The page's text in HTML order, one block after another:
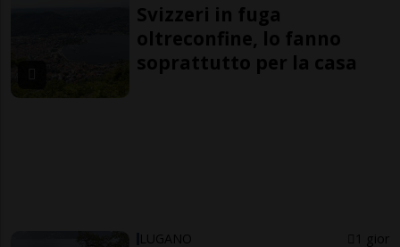
Svizzeri in fuga
oltreconfine, lo fanno
soprattutto per la casa
LUGANO 1 gior